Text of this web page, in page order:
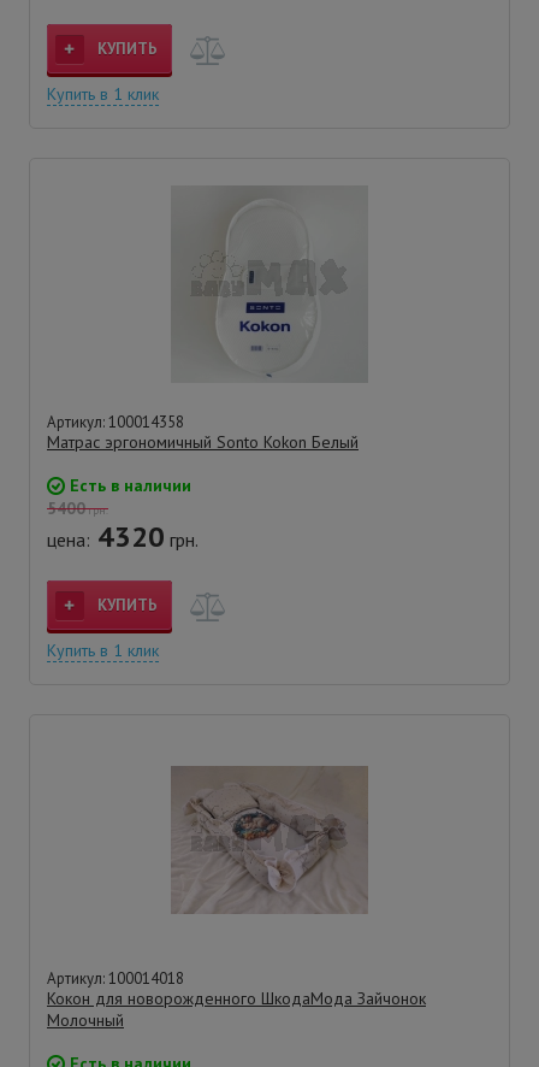
КУПИТЬ
Купить в 1 клик
Артикул: 100014358
Матрас эргономичный Sonto Kokon Белый
Есть в наличии
5400грн.
цена: 4320 грн.
КУПИТЬ
Купить в 1 клик
Артикул: 100014018
Кокон для новорожденного ШкодаМода Зайчонок
Молочный